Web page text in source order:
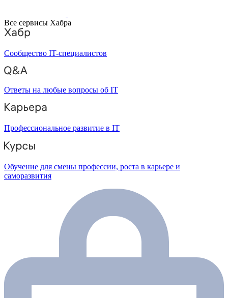
Все сервисы Хабра
Сообщество IT-специалистов
Ответы на любые вопросы об IT
Профессиональное развитие в IT
Обучение для смены профессии, роста в карьере и
саморазвития